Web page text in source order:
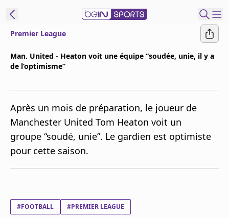
Replays
Podcasts
En Direct
Grille TV
beINSPIRED
Premier League
Man. United - Heaton voit une équipe “soudée, unie, il y a
de l’optimisme”
Après un mois de préparation, le joueur de
Manchester United Tom Heaton voit un
groupe “soudé, unie”. Le gardien est optimiste
pour cette saison.
#FOOTBALL #PREMIER LEAGUE